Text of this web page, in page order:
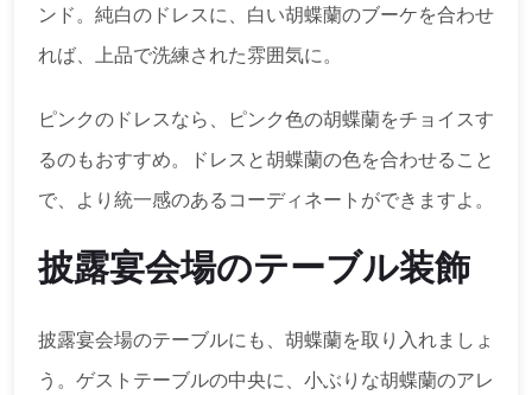
ンド。純白のドレスに、白い胡蝶蘭のブーケを合わせ
れば、上品で洗練された雰囲気に。
ピンクのドレスなら、ピンク色の胡蝶蘭をチョイスす
るのもおすすめ。ドレスと胡蝶蘭の色を合わせること
で、より統一感のあるコーディネートができますよ。
披露宴会場のテーブル装飾
披露宴会場のテーブルにも、胡蝶蘭を取り入れましょ
う。ゲストテーブルの中央に、小ぶりな胡蝶蘭のアレ